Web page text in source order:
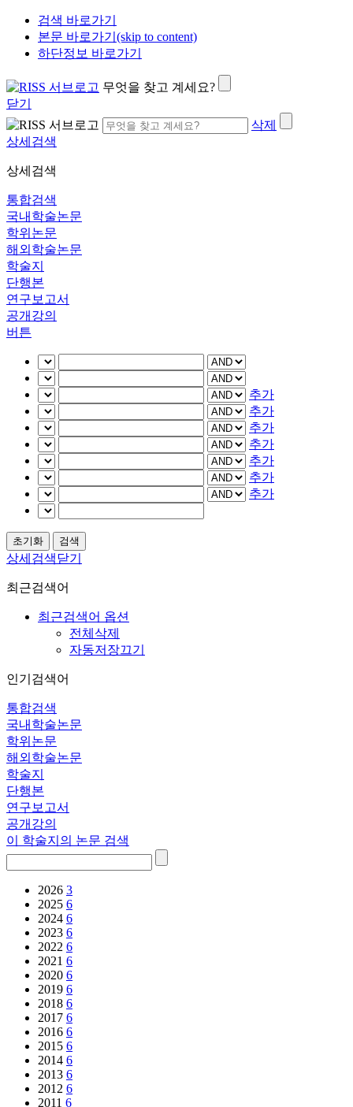
검색 바로가기
본문 바로가기(skip to content)
하단정보 바로가기
무엇을 찾고 계세요?
닫기
삭제
상세검색
상세검색
통합검색
국내학술논문
학위논문
해외학술논문
학술지
단행본
연구보고서
공개강의
버튼
추가
추가
추가
추가
추가
추가
추가
상세검색닫기
최근검색어
최근검색어 옵션
전체삭제
자동저장끄기
인기검색어
통합검색
국내학술논문
학위논문
해외학술논문
학술지
단행본
연구보고서
공개강의
이 학술지의 논문 검색
2026 3
2025 6
2024 6
2023 6
2022 6
2021 6
2020 6
2019 6
2018 6
2017 6
2016 6
2015 6
2014 6
2013 6
2012 6
2011 6